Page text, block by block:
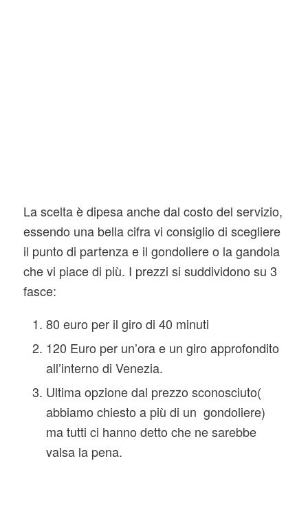
La scelta è dipesa anche dal costo del servizio,
essendo una bella cifra vi consiglio di scegliere
il punto di partenza e il gondoliere o la gandola
che vi piace di più. I prezzi si suddividono su 3
fasce:
80 euro per il giro di 40 minuti
120 Euro per un’ora e un giro approfondito
all’interno di Venezia.
Ultima opzione dal prezzo sconosciuto(
abbiamo chiesto a più di un gondoliere)
ma tutti ci hanno detto che ne sarebbe
valsa la pena.